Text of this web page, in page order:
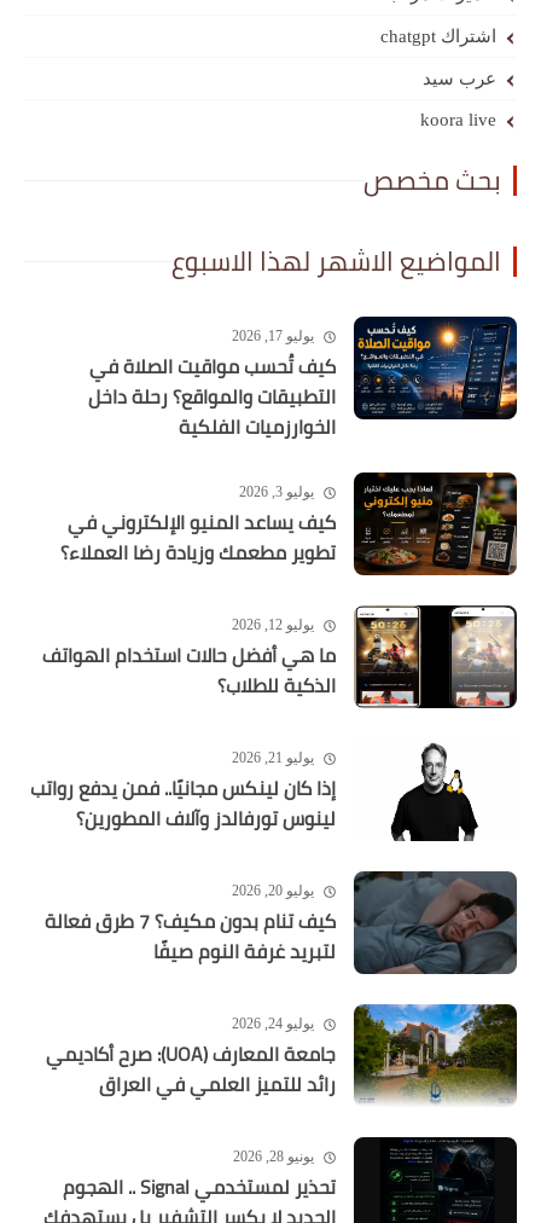
الاشهر لهذا الاسبوع
يوليو 17, 2026
كيف تُحسب مواقيت الصلاة في
التطبيقات والمواقع؟ رحلة داخل
الخوارزميات الفلكية
يوليو 3, 2026
كيف يساعد المنيو الإلكتروني في
تطوير مطعمك وزيادة رضا العملاء؟
يوليو 12, 2026
ما هي أفضل حالات استخدام الهواتف
الذكية للطلاب؟
إذا كان لينكس مجانيًا.. فمن يدفع رواتب
لينوس تورفالدز وآلاف المطورين؟
كيف تنام بدون مكيف؟ 7 طرق فعالة
لتبريد غرفة النوم صيفًا
يوليو 24, 2026
جامعة المعارف (UOA): صرح أكاديمي
رائد للتميز العلمي في العراق
يونيو 28, 2026
تحذير لمستخدمي Signal .. الهجوم